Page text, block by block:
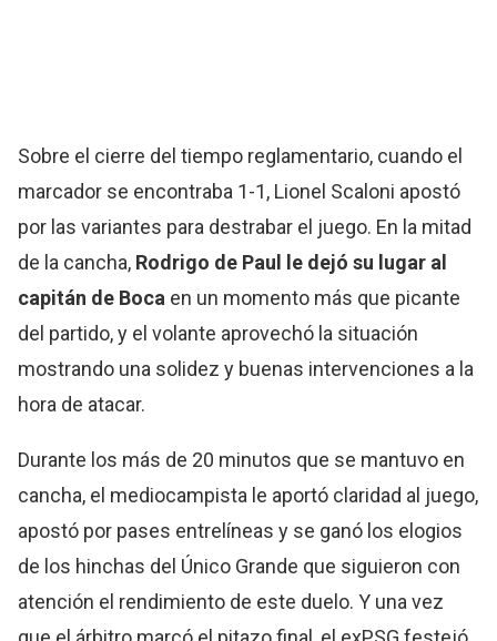
Sobre el cierre del tiempo reglamentario, cuando el
marcador se encontraba 1-1, Lionel Scaloni apostó
por las variantes para destrabar el juego. En la mitad
de la cancha, Rodrigo de Paul le dejó su lugar al
capitán de Boca en un momento más que picante
del partido, y el volante aprovechó la situación
mostrando una solidez y buenas intervenciones a la
hora de atacar.
Durante los más de 20 minutos que se mantuvo en
cancha, el mediocampista le aportó claridad al juego,
apostó por pases entrelíneas y se ganó los elogios
de los hinchas del Único Grande que siguieron con
atención el rendimiento de este duelo. Y una vez